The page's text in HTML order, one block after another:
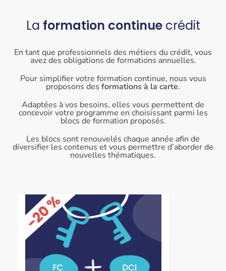
La formation continuecrédit
En tant que professionnels des métiers du crédit, vous
avez des obligations de formations annuelles.
Pour simplifier votre formation continue, nous vous
proposons des formations à la carte.
Adaptées à vos besoins, elles vous permettent de
concevoir votre programme en choisissant parmi les
blocs de formation proposés.
Les blocs sont renouvelés chaque année afin de
diversifier les contenus et vous permettre d’aborder de
nouvelles thématiques.